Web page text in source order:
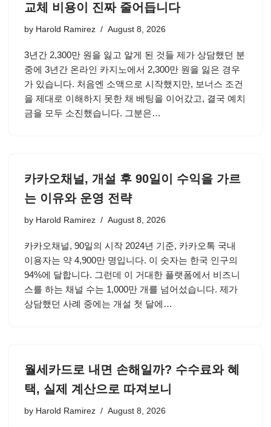
교체 비용이 진짜 줄어듭니다
by Harold Ramirez August 8, 2026
3년간 2,300만 원을 잃고 알게 된 것들 제가 상담했던 분
중에 3년간 온라인 카지노에서 2,300만 원을 잃은 경우
가 있습니다. 처음엔 소액으로 시작했지만, 보너스 조건
을 제대로 이해하지 못한 채 베팅을 이어갔고, 결국 예치
금을 모두 소진했습니다. 그분은…
카카오채널, 개설 후 90일이 수익을 가르
는 이유와 운영 전략
by Harold Ramirez August 8, 2026
카카오채널, 90일의 시작 2024년 기준, 카카오톡 국내
이용자는 약 4,900만 명입니다. 이 숫자는 한국 인구의
94%에 달합니다. 그런데 이 거대한 플랫폼에서 비즈니
스를 하는 채널 수는 1,000만 개를 넘어섰습니다. 제가
상담했던 사례 중에는 개설 첫 달에…
월세카드로 내면 손해일까? 수수료와 혜
택, 실제 계산으로 따져보니
by Harold Ramirez August 8, 2026